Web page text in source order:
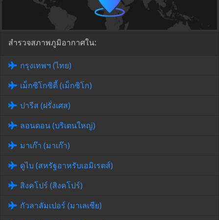
สำรวจสภาพภูมิอากาศใน:
กรุงเทพฯ (ไทย)
เม็กซิโกซิตี้ (เม็กซิโก)
ปารีส (ฝรั่งเศส)
ลอนดอน (บริเตนใหญ่)
มาเก๊า (มาเก๊า)
ดูไบ (สหรัฐอาหรับเอมิเรตส์)
สิงคโปร์ (สิงคโปร์)
กัวลาลัมเปอร์ (มาเลเซีย)